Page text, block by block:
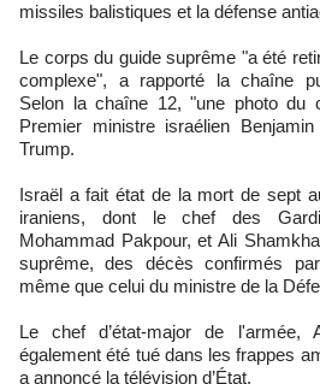
missiles balistiques et la défense
Le corps du guide suprême "a été
complexe", a rapporté la chaîne
Selon la chaîne 12, "une photo du
Premier ministre israélien
Trump.
Israël a fait état de la mort de sept
iraniens, dont le chef des
Mohammad Pakpour, et Ali
suprême, des décès confirmés
même que celui du ministre de la
Le chef d’état-major de l'armée,
également été tué dans les frappes
a annoncé la télévision d’État.